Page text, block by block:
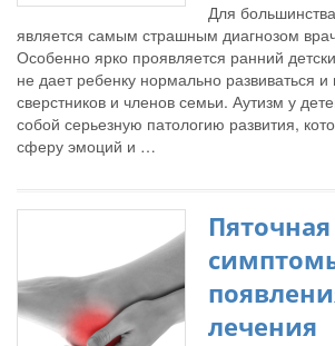
Для
является самым страшным диагнозом
Особенно ярко проявляется ранний
не дает ребенку нормально развиваться и
сверстников и членов семьи. Аутизм у
собой серьезную патологию развития,
сферу эмоций и …
лечения